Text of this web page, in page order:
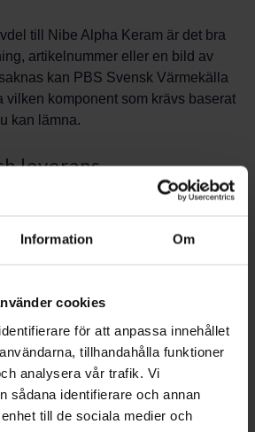
Information Om
cookies
för att anpassa innehållet
tillhandahålla funktioner
analysera vår trafik. Vi
sådana identifierare och annan
till de sociala medier och
till Nibe Alpha Keram är det bra
artikelnummer eller en bild av
kan PBS Svensk Värmekälla
vilken komponent som krävs baserat
kan lämna.
leverans
om beställning. Vi hjälper till
kring beställningen och svarar på
monteras av fackkunnig personal.